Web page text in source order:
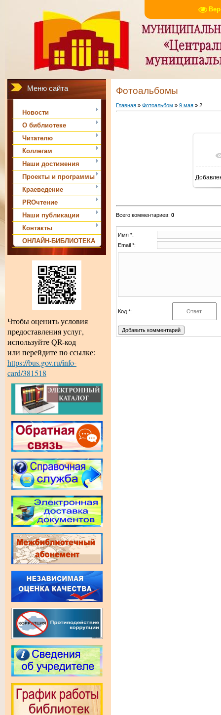
Меню сайта
Новости
О библиотеке
Читателю
Коллегам
Наши достижения
Проекты и программы
Краеведение
PROчтение
Наши публикации
Контакты
ОНЛАЙН-БИБЛИОТЕКА
Чтобы оценить условия
предоставления услуг,
используйте QR-код
или перейдите по ссылке:
https://bus.gov.ru/info-
card/381518
Фотоальбомы
Главная » Фотоальбом » 9 мая » 2
Всего комментариев: 0
Имя *:
Email *:
Код *: